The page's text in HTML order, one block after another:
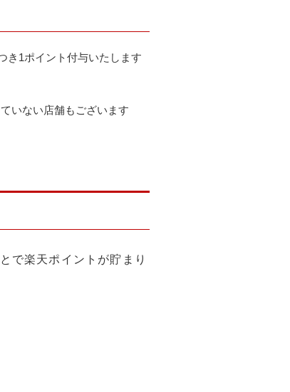
き1ポイント付与いたします
いない店舗もございます
で楽天ポイントが貯まり